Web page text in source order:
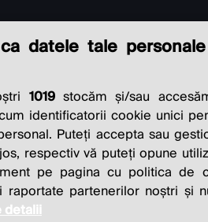
THE
datele tale
1019stocăm și/sau
identificatorii cookie unici
Puteți accepta sau
respectiv vă puteți opune
pe pagina cu politica de
partenerilor noștri și
detalii